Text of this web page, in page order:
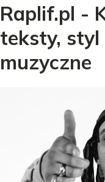
Raplif.pl -
teksty,
muzyczne